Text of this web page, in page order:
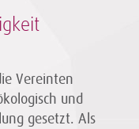
Vereinten
und
gesetzt. Als